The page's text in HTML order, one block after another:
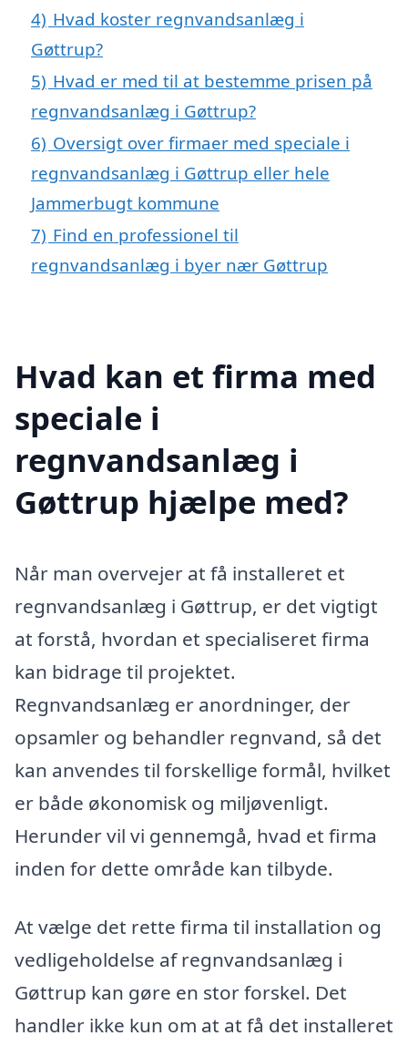
4) Hvad koster regnvandsanlæg i
Gøttrup?
5) Hvad er med til at bestemme prisen på
regnvandsanlæg i Gøttrup?
6) Oversigt over firmaer med speciale i
regnvandsanlæg i Gøttrup eller hele
Jammerbugt kommune
7) Find en professionel til
regnvandsanlæg i byer nær Gøttrup
Hvad kan et firma med
speciale i
regnvandsanlæg i
Gøttrup hjælpe med?
Når man overvejer at få installeret et
regnvandsanlæg i Gøttrup, er det vigtigt
at forstå, hvordan et specialiseret firma
kan bidrage til projektet.
Regnvandsanlæg er anordninger, der
opsamler og behandler regnvand, så det
kan anvendes til forskellige formål, hvilket
er både økonomisk og miljøvenligt.
Herunder vil vi gennemgå, hvad et firma
inden for dette område kan tilbyde.
At vælge det rette firma til installation og
vedligeholdelse af regnvandsanlæg i
Gøttrup kan gøre en stor forskel. Det
handler ikke kun om at at få det installeret